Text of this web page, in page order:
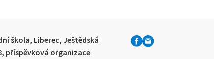
škola, Liberec, Ještědská
příspěvková organizace